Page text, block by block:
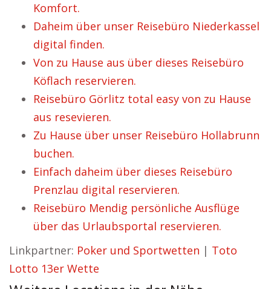
Komfort.
Daheim über unser Reisebüro Niederkassel
digital finden.
Von zu Hause aus über dieses Reisebüro
Köflach reservieren.
Reisebüro Görlitz total easy von zu Hause
aus resevieren.
Zu Hause über unser Reisebüro Hollabrunn
buchen.
Einfach daheim über dieses Reisebüro
Prenzlau digital reservieren.
Reisebüro Mendig persönliche Ausflüge
über das Urlaubsportal reservieren.
Linkpartner: Poker und Sportwetten | Toto
Lotto 13er Wette